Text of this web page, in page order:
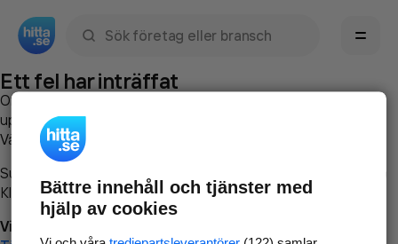
Ett fel har inträffat
Om du vill kan du
uppstod så att vi lättare och snabbare kan avhjälpa det.
Vänligen försök med följande:
Surfa till
Klicka påTillbaka-knappen i webbläsaren och försök igen
Vi beklagar besväret!
Bättre innehåll och tjänster med
hjälp av cookies